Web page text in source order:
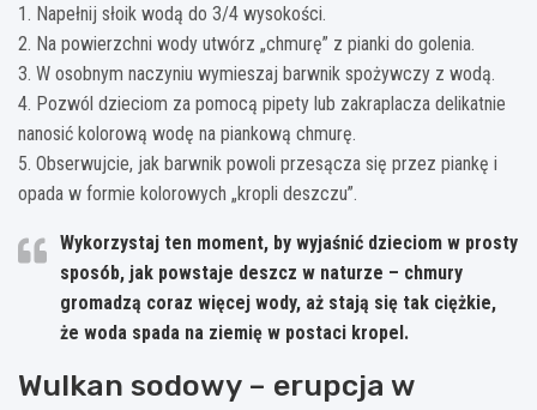
1. Napełnij słoik wodą do 3/4 wysokości.
2. Na powierzchni wody utwórz „chmurę” z pianki do golenia.
3. W osobnym naczyniu wymieszaj barwnik spożywczy z wodą.
4. Pozwól dzieciom za pomocą pipety lub zakraplacza delikatnie
nanosić kolorową wodę na piankową chmurę.
5. Obserwujcie, jak barwnik powoli przesącza się przez piankę i
opada w formie kolorowych „kropli deszczu”.
Wykorzystaj ten moment, by wyjaśnić dzieciom w prosty
sposób, jak powstaje deszcz w naturze – chmury
gromadzą coraz więcej wody, aż stają się tak ciężkie,
że woda spada na ziemię w postaci kropel.
Wulkan sodowy – erupcja w